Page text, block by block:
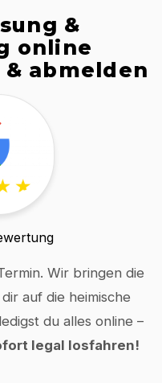
&
online
abmelden
Wir bringen die
auf die heimische
du alles online –
legal losfahren!